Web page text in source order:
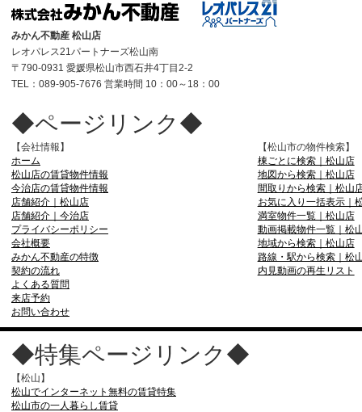
みかん不動産 松山店
レオパレス21パートナーズ松山南
〒790-0931 愛媛県松山市西石井4丁目2-2
TEL：089-905-7676 営業時間 10：00～18：00
◆ページリンク◆
【会社情報】
ホーム
松山店の賃貸物件情報
今治店の賃貸物件情報
店舗紹介｜松山店
店舗紹介｜今治店
プライバシーポリシー
会社概要
みかん不動産の特徴
契約の流れ
よくある質問
来店予約
お問い合わせ
【松山市の物件検索】
棟ごとに検索｜松山店
地図から検索｜松山店
間取りから検索｜松山
お気に入り一括表示｜
満室物件一覧｜松山店
動画掲載物件一覧｜松
地域から検索｜松山店
路線・駅から検索｜松
内見動画の再生リスト
◆特集ページリンク◆
【松山】
松山でインターネット無料の賃貸特集
松山市の一人暮らし賃貸